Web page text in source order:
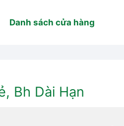
Danh sách cửa hàng
Bh Dài Hạn